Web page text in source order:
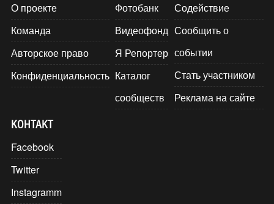
О проекте
Команда
Авторское право
Конфиденциальность
Фотобанк
Видеофонд
Я Репортер
Каталог
сообществ
Содействие
Сообщить о
событии
Стать участником
Реклама на сайте
КОНТАКТ
Facebook
Twitter
Instagramm